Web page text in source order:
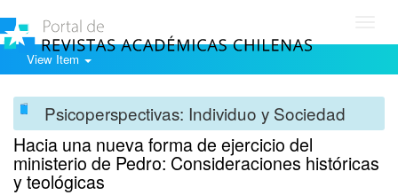
View Item
Psicoperspectivas: Individuo y Sociedad
Hacia una nueva forma de ejercicio del
ministerio de Pedro: Consideraciones históricas
y teológicas